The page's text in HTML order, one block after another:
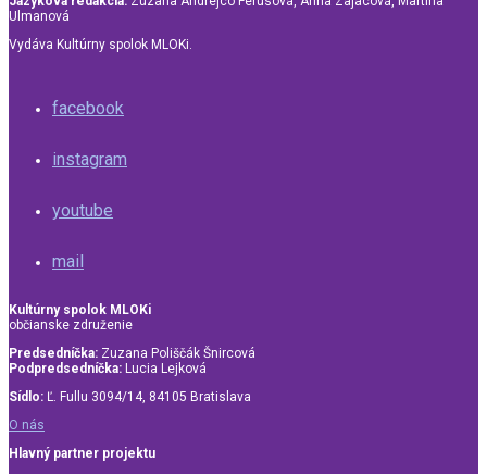
Ulmanová
Vydáva Kultúrny spolok MLOKi.
facebook
instagram
youtube
mail
Kultúrny spolok MLOKi
občianske združenie
Predsedníčka: Zuzana Poliščák Šnircová
Podpredsedníčka: Lucia Lejková
Sídlo: Ľ. Fullu 3094/14, 84105 Bratislava
O nás
Hlavný partner projektu